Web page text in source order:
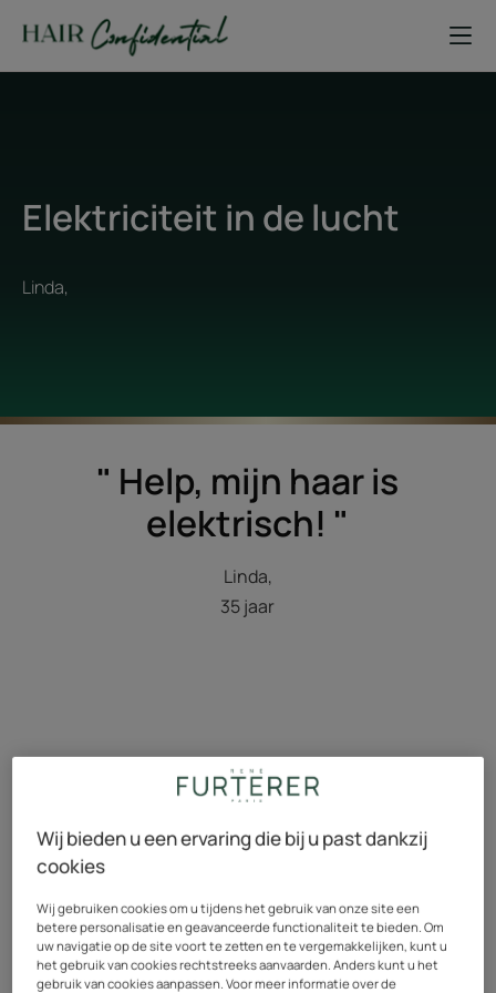
Elektriciteit in de lucht
Linda,
" Help, mijn haar is
elektrisch! "
Linda,
35 jaar
René's antwoord
Wij bieden u een ervaring die bij u past dankzij
cookies
Wij gebruiken cookies om u tijdens het gebruik van onze site een
betere personalisatie en geavanceerde functionaliteit te bieden. Om
uw navigatie op de site voort te zetten en te vergemakkelijken, kunt u
het gebruik van cookies rechtstreeks aanvaarden. Anders kunt u het
gebruik van cookies aanpassen. Voor meer informatie over de